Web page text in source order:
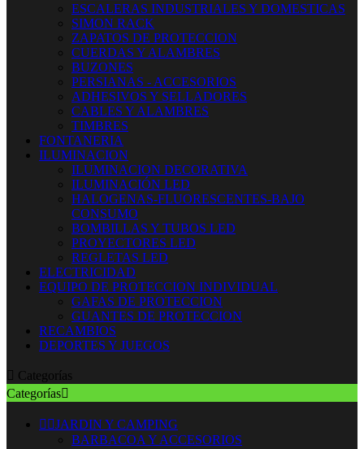
ESCALERAS INDUSTRIALES Y DOMESTICAS
SIMON RACK
ZAPATOS DE PROTECCION
CUERDAS Y ALAMBRES
BUZONES
PERSIANAS - ACCESORIOS
ADHESIVOS Y SELLADORES
CABLES Y ALAMBRES
TIMBRES
FONTANERIA
ILUMINACION
ILUMINACION DECORATIVA
ILUMINACIÓN LED
HALOGENAS-FLUORESCENTES-BAJO
CONSUMO
BOMBILLAS Y TUBOS LED
PROYECTORES LED
REGLETAS LED
ELECTRICIDAD
EQUIPO DE PROTECCION INDIVIDUAL
GAFAS DE PROTECCION
GUANTES DE PROTECCION
RECAMBIOS
DEPORTES Y JUEGOS
 Categorías
Categorías
 JARDIN Y CAMPING
BARBACOA Y ACCESORIOS